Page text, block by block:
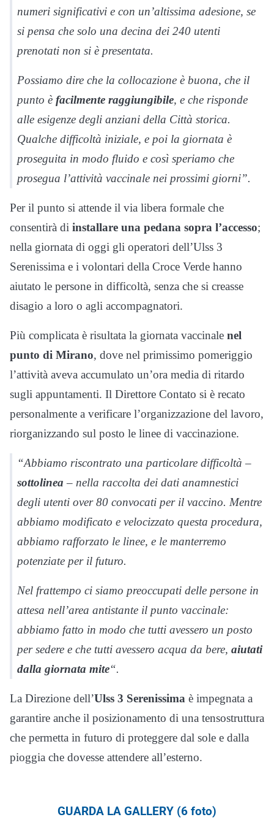
numeri significativi e con un’altissima adesione, se
si pensa che solo una decina dei 240 utenti
prenotati non si è presentata.
Possiamo dire che la collocazione è buona, che il
punto è facilmente raggiungibile, e che risponde
alle esigenze degli anziani della Città storica.
Qualche difficoltà iniziale, e poi la giornata è
proseguita in modo fluido e così speriamo che
prosegua l’attività vaccinale nei prossimi giorni”.
Per il punto si attende il via libera formale che
consentirà di installare una pedana sopra l’accesso;
nella giornata di oggi gli operatori dell’Ulss 3
Serenissima e i volontari della Croce Verde hanno
aiutato le persone in difficoltà, senza che si creasse
disagio a loro o agli accompagnatori.
Più complicata è risultata la giornata vaccinale nel
punto di Mirano, dove nel primissimo pomeriggio
l’attività aveva accumulato un’ora media di ritardo
sugli appuntamenti. Il Direttore Contato si è recato
personalmente a verificare l’organizzazione del lavoro,
riorganizzando sul posto le linee di vaccinazione.
“Abbiamo riscontrato una particolare difficoltà –
sottolinea – nella raccolta dei dati anamnestici
degli utenti over 80 convocati per il vaccino. Mentre
abbiamo modificato e velocizzato questa procedura,
abbiamo rafforzato le linee, e le manterremo
potenziate per il futuro.
Nel frattempo ci siamo preoccupati delle persone in
attesa nell’area antistante il punto vaccinale:
abbiamo fatto in modo che tutti avessero un posto
per sedere e che tutti avessero acqua da bere, aiutati
dalla giornata mite“.
La Direzione dell’Ulss 3 Serenissima è impegnata a
garantire anche il posizionamento di una tensostruttura
che permetta in futuro di proteggere dal sole e dalla
pioggia che dovesse attendere all’esterno.
GUARDA LA GALLERY (6 foto)